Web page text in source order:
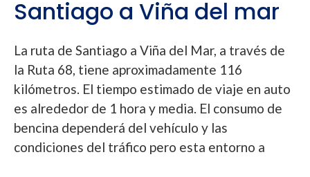
Santiago a Viña del mar
La ruta de Santiago a Viña del Mar, a través de
la Ruta 68, tiene aproximadamente 116
kilómetros. El tiempo estimado de viaje en auto
es alrededor de 1 hora y media. El consumo de
bencina dependerá del vehículo y las
condiciones del tráfico pero esta entorno a